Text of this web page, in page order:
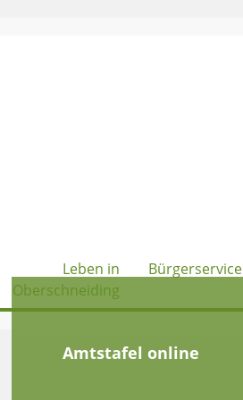
Leben in
Oberschneiding
Bürgerservice
Amtstafel online